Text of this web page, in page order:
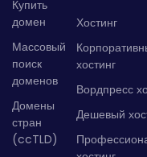
Купить
домен
Массовый
поиск
доменов
Домены
стран
(ccTLD)
Хостинг
хостинг
Вордпресс
Дешевый